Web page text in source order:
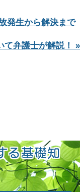
発生から解決まで
て弁護士が解説！ »
る基礎知